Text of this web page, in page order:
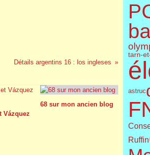
Détails argentins 16 : los ingleses
Vázquez
68 sur mon ancien blog
tarn-
astruc
Ruffin